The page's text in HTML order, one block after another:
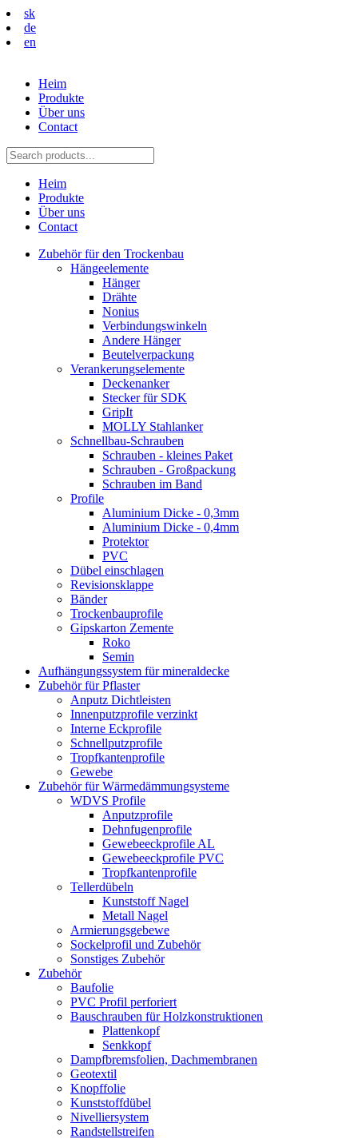
sk
de
en
Heim
Produkte
Über uns
Contact
Heim
Produkte
Über uns
Contact
Zubehör für den Trockenbau
Hängeelemente
Hänger
Drähte
Nonius
Verbindungswinkeln
Andere Hänger
Beutelverpackung
Verankerungselemente
Deckenanker
Stecker für SDK
GripIt
MOLLY Stahlanker
Schnellbau-Schrauben
Schrauben - kleines Paket
Schrauben - Großpackung
Schrauben im Band
Profile
Aluminium Dicke - 0,3mm
Aluminium Dicke - 0,4mm
Protektor
PVC
Dübel einschlagen
Revisionsklappe
Bänder
Trockenbauprofile
Gipskarton Zemente
Roko
Semin
Aufhängungssystem für mineraldecke
Zubehör für Pflaster
Anputz Dichtleisten
Innenputzprofile verzinkt
Interne Eckprofile
Schnellputzprofile
Tropfkantenprofile
Gewebe
Zubehör für Wärmedämmungsysteme
WDVS Profile
Anputzprofile
Dehnfugenprofile
Gewebeeckprofile AL
Gewebeeckprofile PVC
Tropfkantenprofile
Tellerdübeln
Kunststoff Nagel
Metall Nagel
Armierungsgebewe
Sockelprofil und Zubehör
Sonstiges Zubehör
Zubehör
Baufolie
PVC Profil perforiert
Bauschrauben für Holzkonstruktionen
Plattenkopf
Senkkopf
Dampfbremsfolien, Dachmembranen
Geotextil
Knopffolie
Kunststoffdübel
Nivelliersystem
Randstellstreifen